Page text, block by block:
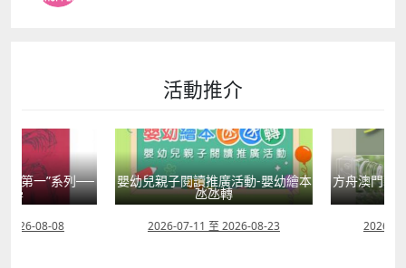
活動推介
第一”系列──
08-08
嬰幼兒親子閱讀推廣活動-嬰幼繪本
氹氹轉
2026-07-11 至 2026-08-23
方舟澳門藝
匯
2026-08-